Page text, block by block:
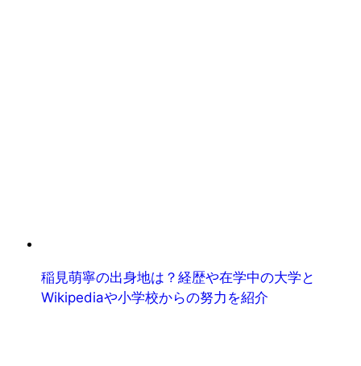
稲見萌寧の出身地は？経歴や在学中の大学と
Wikipediaや小学校からの努力を紹介